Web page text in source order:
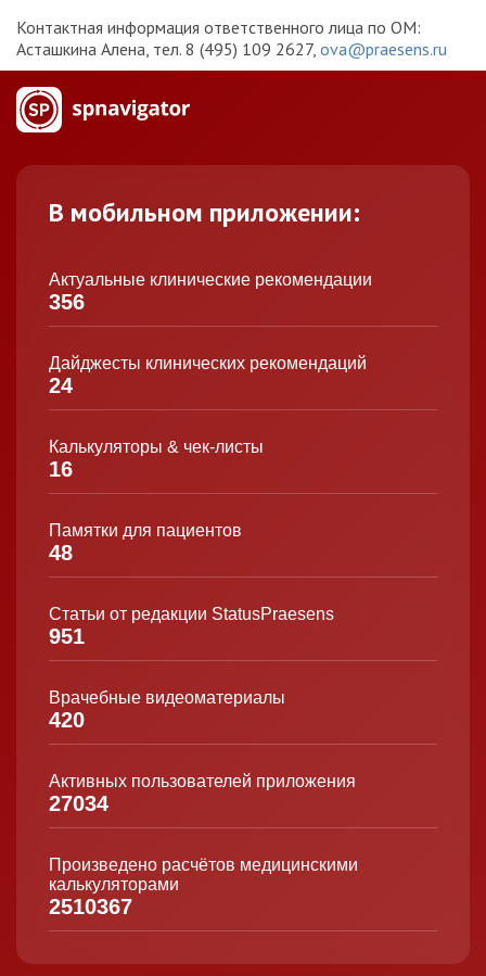
Контактная информация ответственного лица по ОМ:
Асташкина Алена, тел. 8 (495) 109 2627, ova@praesens.ru
В мобильном приложении:
Актуальные клинические рекомендации
356
Дайджесты клинических рекомендаций
24
Калькуляторы & чек-листы
16
Памятки для пациентов
48
Статьи от редакции StatusPraesens
951
Врачебные видеоматериалы
420
Активных пользователей приложения
27034
Произведено расчётов медицинскими
калькуляторами
2510367